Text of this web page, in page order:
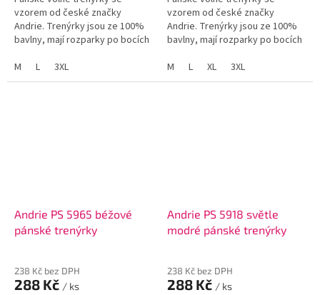
vzorem od české značky
Andrie. Trenýrky jsou ze 100%
bavlny, mají rozparky po bocích
knoflíky.
M L 3XL
vzorem od české značky
Andrie. Trenýrky jsou ze 100%
bavlny, mají rozparky po bocích
knoflíky.
M L XL 3XL
Andrie PS 5965 béžové
pánské trenýrky
238 Kč bez DPH
288 Kč / ks
Andrie PS 5918 světle
modré pánské trenýrky
238 Kč bez DPH
288 Kč / ks